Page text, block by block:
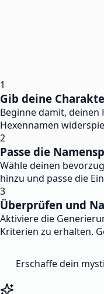
1
Gib deine
Beginne damit,
Hexennamen
2
Passe die
Wähle deinen
hinzu und passe die
3
Überprüfen und
Aktiviere die
Kriterien zu erhalten.
Erschaffe dein